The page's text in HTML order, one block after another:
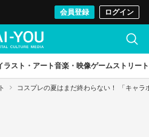
会員登録 ログイン
ラスト・アート音楽・映像ゲームストリート
コスプレの夏はまだ終わらない！ 「キャ